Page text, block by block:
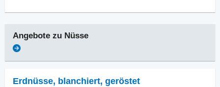
Angebote zu Nüsse
Erdnüsse, blanchiert, geröstet